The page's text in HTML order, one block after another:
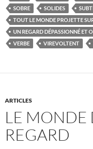
SOBRE
SOLIDES
TOUT LE MONDE PROJETTE
UN REGARD DÉPASSIONNÉ ET
VERBE
VIREVOLTENT
ARTICLES
LE MONDE
REGARD